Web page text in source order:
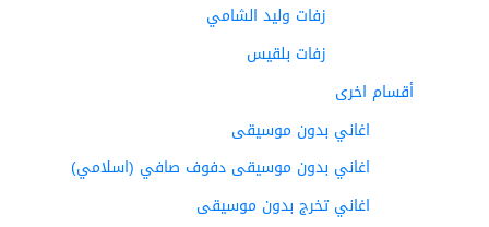
زفات وليد الشامي
زفات بلقيس
أقسام اخرى
اغاني بدون موسيقى
اغاني بدون موسيقى دفوف صافي (اسلامي)
اغاني تخرج بدون موسيقى